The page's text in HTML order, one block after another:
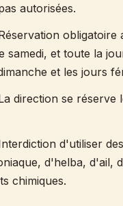
autorisées.
obligatoire
samedi, et toute la
et les jours
direction se réserve
d'utiliser
d'helba, d'ail,
chimiques.